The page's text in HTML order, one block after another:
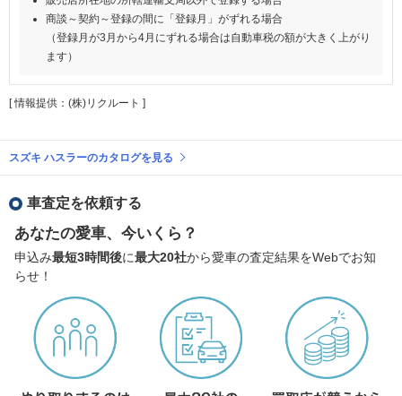
商談～契約～登録の間に「登録月」がずれる場合
（登録月が3月から4月にずれる場合は自動車税の額が大きく上がり
ます）
[ 情報提供：(株)リクルート ]
スズキ ハスラーのカタログを見る
車査定を依頼する
あなたの愛車、今いくら？
申込み最短3時間後に最大20社から愛車の査定結果をWebでお知
らせ！